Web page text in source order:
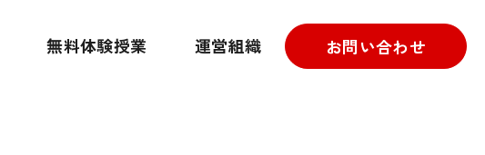
無料体験授業 運営組織 お問い合わせ